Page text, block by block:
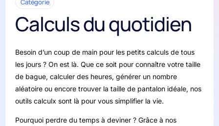
Catégorie
Calculs du quotidien
Besoin d’un coup de main pour les petits calculs de tous
les jours ? On est là. Que ce soit pour connaître votre taille
de bague, calculer des heures, générer un nombre
aléatoire ou encore trouver la taille de pantalon idéale, nos
outils calculx sont là pour vous simplifier la vie.
Pourquoi perdre du temps à deviner ? Grâce à nos